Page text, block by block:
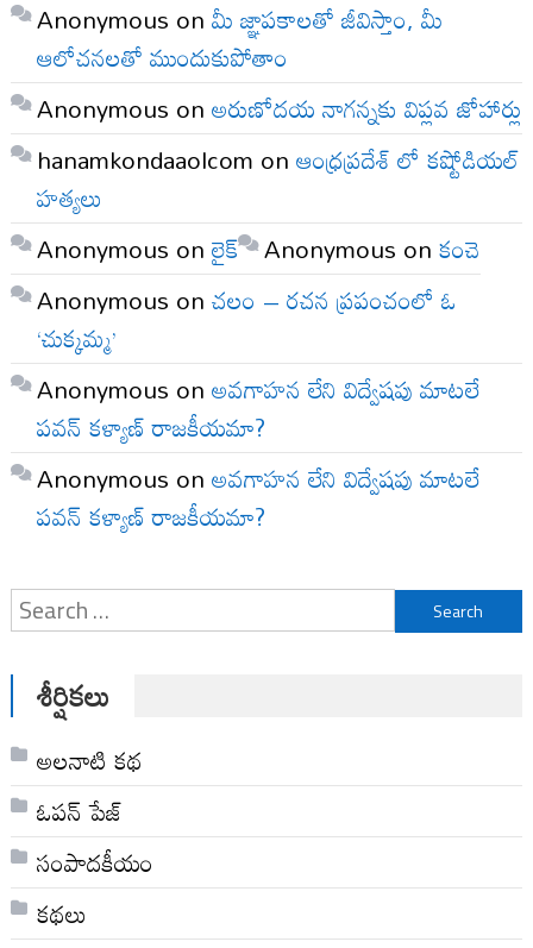
Anonymous onమీ జ్ఞాపకాలతో జీవిస్తాం, మీ
ఆలోచనలతో ముందుకుపోతాం
Anonymous onఅరుణోదయ నాగన్నకు విప్లవ జోహార్లు
hanamkondaaolcom onఆంధ్రప్రదేశ్ లో కష్టోడియల్
హత్యలు
Anonymous onలైక్ Anonymous onకంచె
Anonymous onచలం – రచన ప్రపంచంలో ఓ
‘చుక్కమ్మ’
Anonymous onఅవగాహన లేని విద్వేషపు మాటలే
పవన్ కళ్యాణ్ రాజకీయమా?
Anonymous onఅవగాహన లేని విద్వేషపు మాటలే
పవన్ కళ్యాణ్ రాజకీయమా?
Search
for:
శీర్షికలు
అల‌నాటి క‌థ‌
ఓపన్ పేజ్
సంపాదకీయం
కథలు